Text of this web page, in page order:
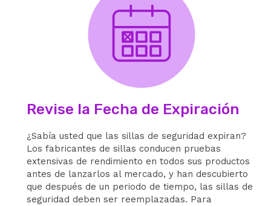
Revise la Fecha de Expiración
¿Sabía usted que las sillas de seguridad expiran?
Los fabricantes de sillas conducen pruebas
extensivas de rendimiento en todos sus productos
antes de lanzarlos al mercado, y han descubierto
que después de un periodo de tiempo, las sillas de
seguridad deben ser reemplazadas. Para